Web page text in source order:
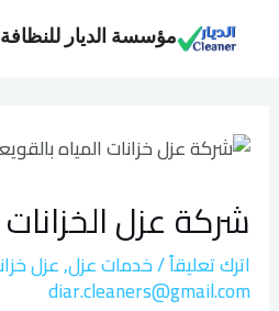
مؤسسة الديار للنظافة
شركة عزل
اترك تعليقاً/خدمات عزل,عزل
diar.cleaners@gmail.com